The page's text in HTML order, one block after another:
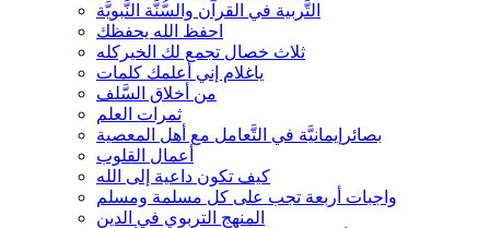
التَّربية في القرآن والسُّنَّة النَّبويَّة
احفظ الله يحفظك
ثلاث خصال تجمع لك الخيركله
ياغلام إني أعلمك كلمات
من أخلاق السَّلف
ثمرات العلم
بصائرإيمانيَّة في التَّعامل مع أهل المعصية
أعمال القلوب
كيف تكون داعية إلى الله
واجبات أربعة تجب على كل مسلمة ومسلم
المنهج التربوي في الدين